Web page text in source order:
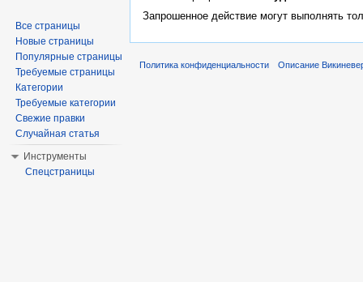
Запрошенное действие могут выполнять
Все страницы
Новые страницы
Популярные страницы
Требуемые страницы
Категории
Требуемые категории
Свежие правки
Случайная статья
Инструменты
Спецстраницы
Политика конфиденциальности Описание